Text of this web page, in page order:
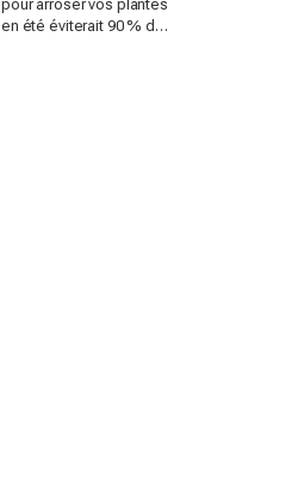
pour arroser vos plantes
en été éviterait 90 % de